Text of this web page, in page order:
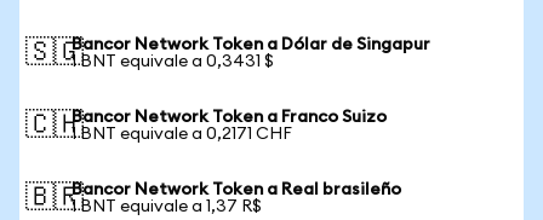
🇸🇬Bancor Network Token a Dólar de Singapur
1 BNT equivale a 0,3431 $
🇨🇭Bancor Network Token a Franco Suizo
1 BNT equivale a 0,2171 CHF
🇧🇷Bancor Network Token a Real brasileño
1 BNT equivale a 1,37 R$